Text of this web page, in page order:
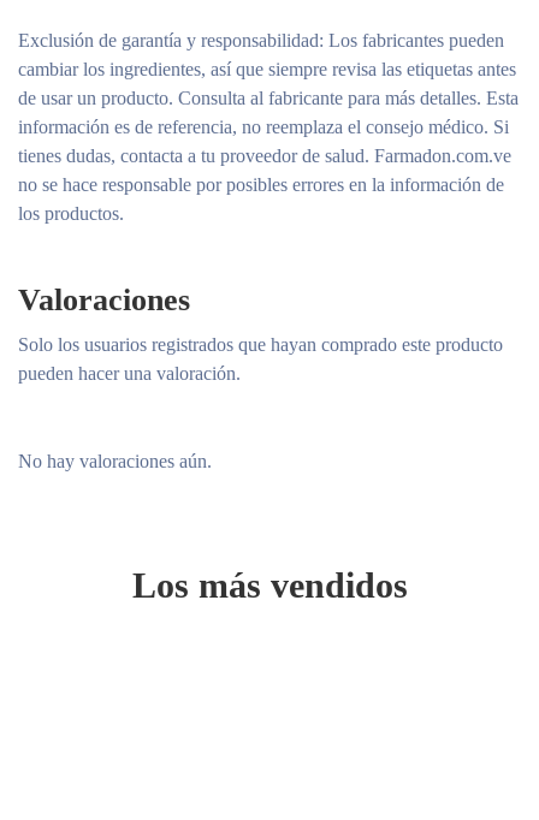
Exclusión de garantía y responsabilidad: Los fabricantes pueden
cambiar los ingredientes, así que siempre revisa las etiquetas antes
de usar un producto. Consulta al fabricante para más detalles. Esta
información es de referencia, no reemplaza el consejo médico. Si
tienes dudas, contacta a tu proveedor de salud. Farmadon.com.ve
no se hace responsable por posibles errores en la información de
los productos.
Valoraciones
No hay valoraciones aún.
Solo los usuarios registrados que hayan comprado este producto
pueden hacer una valoración.
Los más vendidos